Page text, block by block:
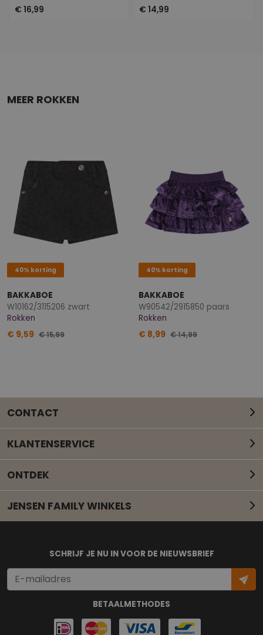
€ 16,99
€ 14,99
MEER ROKKEN
40% korting
BAKKABOE
W10162/3115206 zwart
Rokken
€ 9,59 € 15,99
40% korting
BAKKABOE
W90542/2915850 paars
Rokken
€ 8,99 € 14,99
CONTACT
Mail onze klantenservice
KLANTENSERVICE
ONTDEK
JENSEN FAMILY WINKELS
BETAALMETHODES
SCHRIJF JE NU IN VOOR DE NIEUWSBRIEF